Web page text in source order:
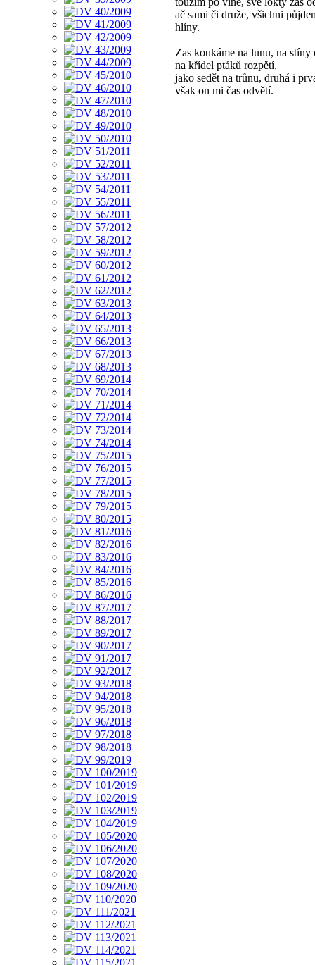
ač sami či druže, všichni
hlíny.
Zas koukáme na lunu, na stíny
na křídel ptáků rozpětí,
jako sedět na trůnu, druhá i
však on mi čas odvětí.